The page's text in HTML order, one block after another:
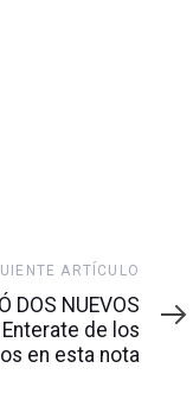
ARTÍCULO
DOS NUEVOS
Enterate de los
en esta nota